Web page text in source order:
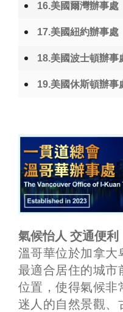
16.美國爾灣辦事處
17.美國紐約辦事處
18.美國波士頓辦事
19.美國休斯頓辦事
氣候怡人 交通便利
溫哥華位於加拿大
最適合居住的城市
位置，使得氣候非
迷人的自然景觀、